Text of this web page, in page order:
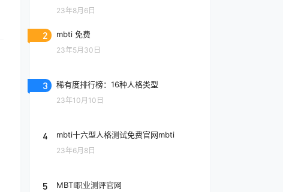
23年8月6日
2 mbti 免费
23年5月30日
3 稀有度排行榜：16种人格类型
23年10月10日
4 mbti十六型人格测试免费官网mbti
23年6月8日
5 MBTI职业测评官网